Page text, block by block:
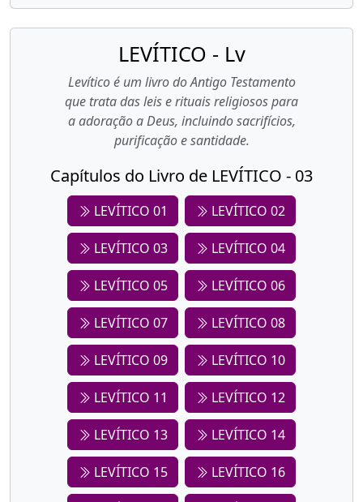
LEVÍTICO - Lv
Levítico é um livro do Antigo Testamento
que trata das leis e rituais religiosos para
a adoração a Deus, incluindo sacrifícios,
purificação e santidade.
Capítulos do Livro de LEVÍTICO - 03
LEVÍTICO 01 LEVÍTICO 02
LEVÍTICO 03 LEVÍTICO 04
LEVÍTICO 05 LEVÍTICO 06
LEVÍTICO 07 LEVÍTICO 08
LEVÍTICO 09 LEVÍTICO 10
LEVÍTICO 11 LEVÍTICO 12
LEVÍTICO 13 LEVÍTICO 14
LEVÍTICO 15 LEVÍTICO 16